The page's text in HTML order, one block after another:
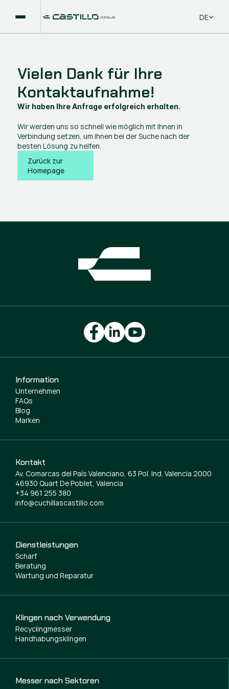
Select
DE
Vielen Dank für Ihre
Kontaktaufnahme!
Wir haben Ihre Anfrage erfolgreich erhalten.
Wir werden uns so schnell wie möglich mit Ihnen in
Verbindung setzen, um Ihnen bei der Suche nach der
besten Lösung zu helfen.
Zurück zur
Homepage
Dienstleistungen
Scharf
Beratung
Wartung und Reparatur
Klingen nach Verwendung
Recyclingmesser
Handhabungsklingen
Messer nach Sektoren
Information
Unternehmen
FAQs
Blog
Marken
Kontakt
Av. Comarcas del País Valenciano, 63 Pol. Ind. Valencia 2000
46930 Quart De Poblet, Valencia
+34 961 255 380
info@cuchillascastillo.com